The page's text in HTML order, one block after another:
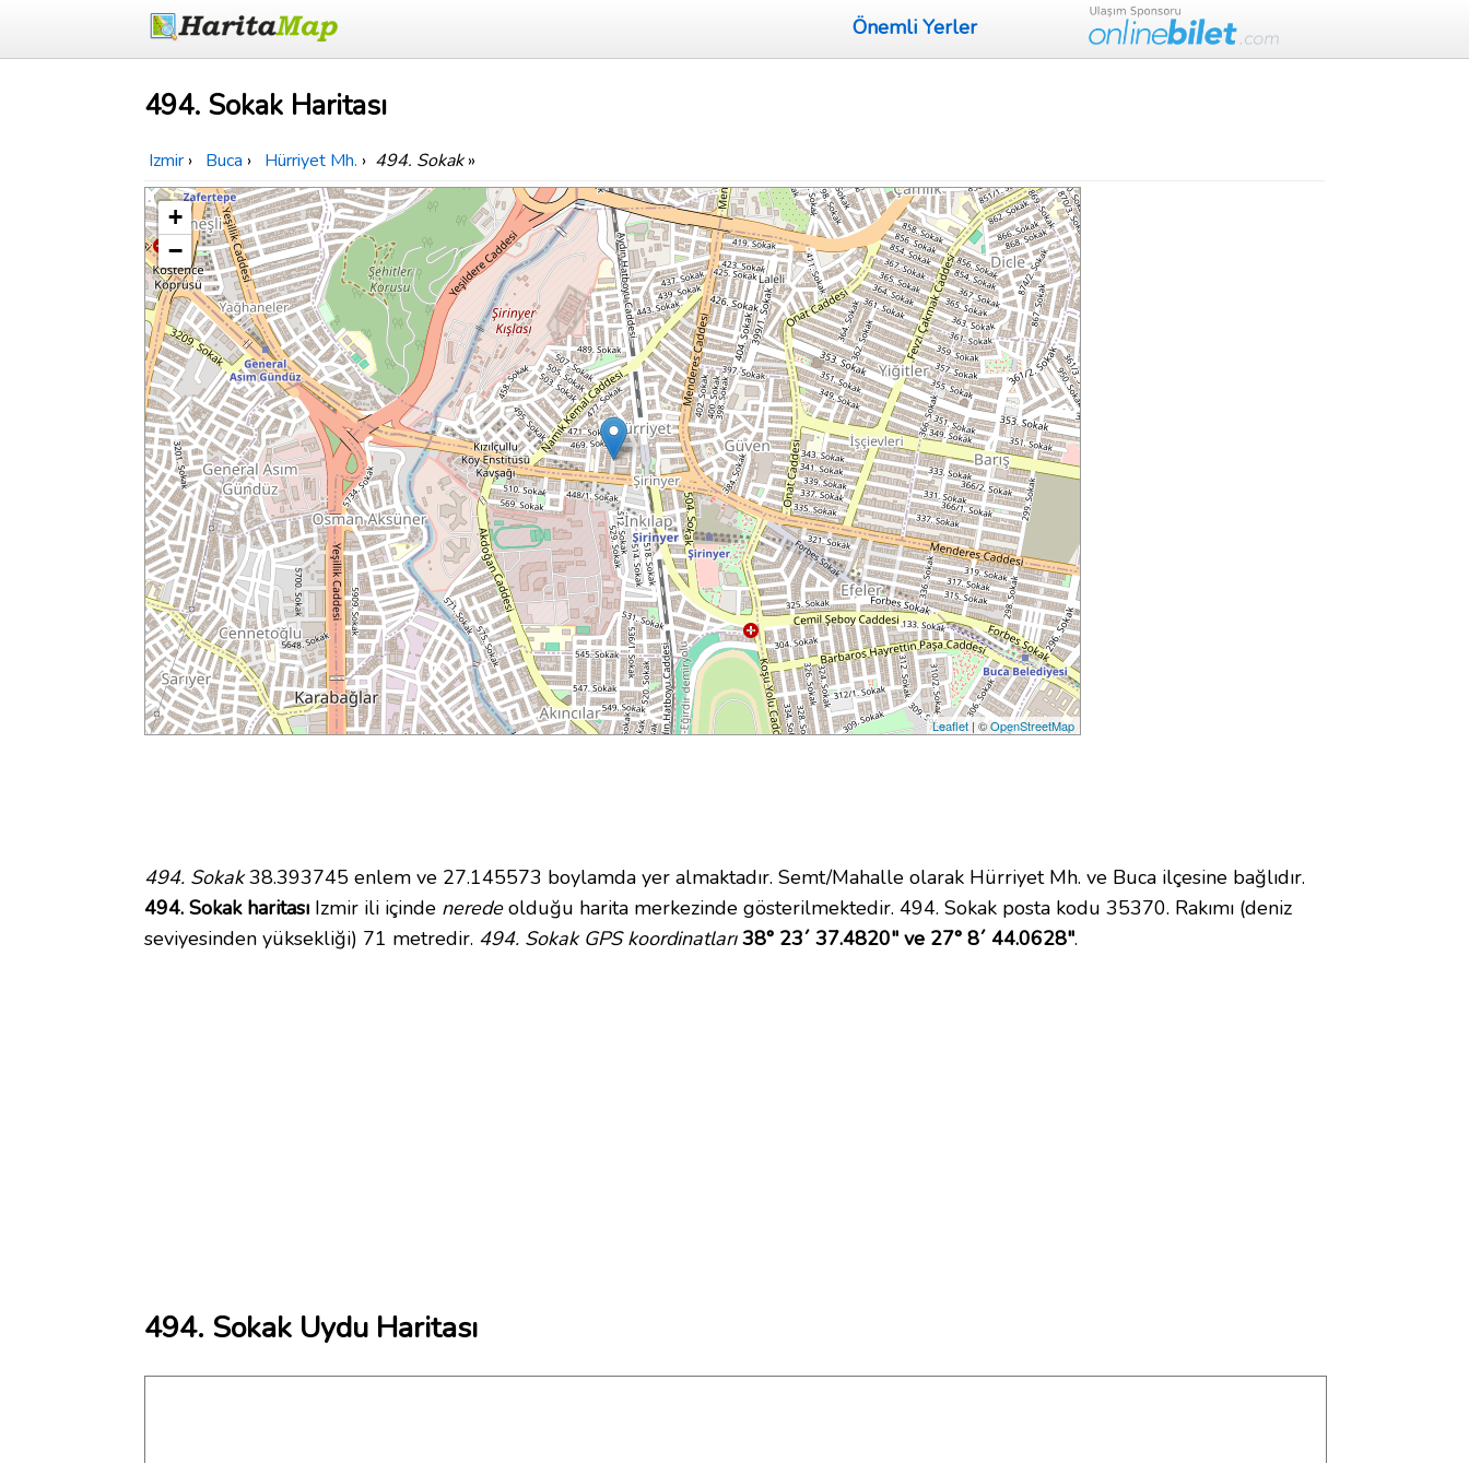
Önemli Yerler
494. Sokak Haritası
Izmir › Buca › Hürriyet Mh. › 494. Sokak»
+
−
Leaflet| ©OpenStreetMap
494. Sokak38.393745 enlem ve 27.145573 boylamda yer almaktadır. Semt/Mahalle olarak Hürriyet Mh. ve Buca ilçesine bağlıdır.
494. Sokak haritası Izmir ili içinde neredeolduğu harita merkezinde gösterilmektedir. 494. Sokak posta kodu 35370. Rakımı (deniz
seviyesinden yüksekliği) 71 metredir. 494. Sokak GPS koordinatları 38° 23´ 37.4820" ve 27° 8´ 44.0628".
494. Sokak Uydu Haritası